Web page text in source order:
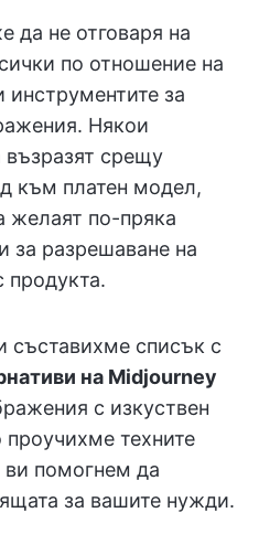
да не отговаря на
по отношение на
инструментите за
Някои
срещу
към платен модел,
желаят по-пряка
за разрешаване на
продукта.
съставихме списък с
на Midjourney
с изкуствен
проучихме техните
ви помогнем да
за вашите нужди.